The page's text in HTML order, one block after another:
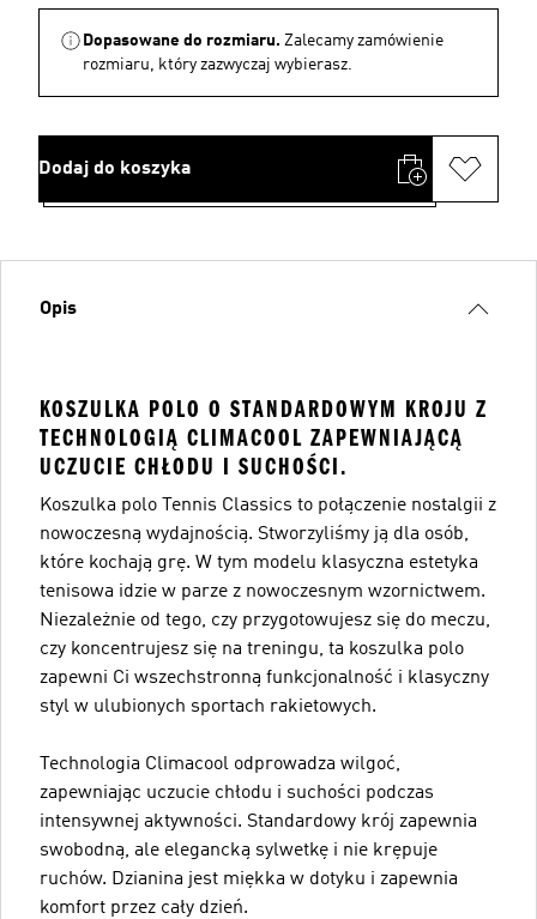
Dopasowane do rozmiaru. Zalecamy zamówienie
rozmiaru, który zazwyczaj wybierasz.
Dodaj do koszyka
Opis
KOSZULKA POLO O STANDARDOWYM KROJU Z
TECHNOLOGIĄ CLIMACOOL ZAPEWNIAJĄCĄ
UCZUCIE CHŁODU I SUCHOŚCI.
Koszulka polo Tennis Classics to połączenie nostalgii z
nowoczesną wydajnością. Stworzyliśmy ją dla osób,
które kochają grę. W tym modelu klasyczna estetyka
tenisowa idzie w parze z nowoczesnym wzornictwem.
Niezależnie od tego, czy przygotowujesz się do meczu,
czy koncentrujesz się na treningu, ta koszulka polo
zapewni Ci wszechstronną funkcjonalność i klasyczny
styl w ulubionych sportach rakietowych.
Technologia Climacool odprowadza wilgoć,
zapewniając uczucie chłodu i suchości podczas
intensywnej aktywności. Standardowy krój zapewnia
swobodną, ale elegancką sylwetkę i nie krępuje
ruchów. Dzianina jest miękka w dotyku i zapewnia
komfort przez cały dzień.